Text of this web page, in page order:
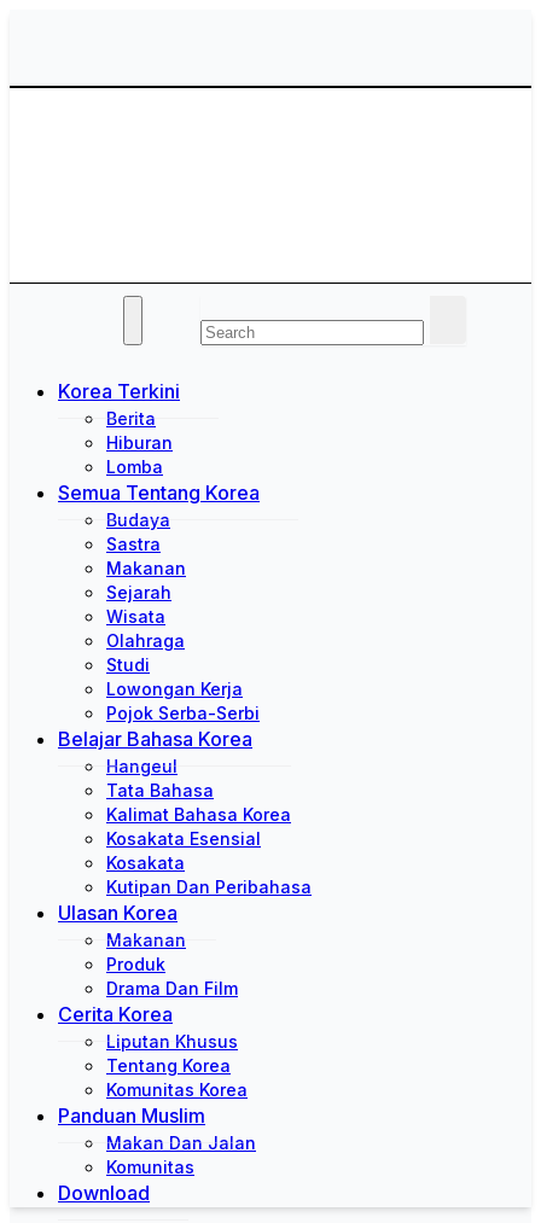
Korea Terkini
Berita
Hiburan
Lomba
Semua Tentang Korea
Budaya
Sastra
Makanan
Sejarah
Wisata
Olahraga
Studi
Lowongan Kerja
Pojok Serba-Serbi
Belajar Bahasa Korea
Hangeul
Tata Bahasa
Kalimat Bahasa Korea
Kosakata Esensial
Kosakata
Kutipan Dan Peribahasa
Ulasan Korea
Makanan
Produk
Drama Dan Film
Cerita Korea
Liputan Khusus
Tentang Korea
Komunitas Korea
Panduan Muslim
Makan Dan Jalan
Komunitas
Download